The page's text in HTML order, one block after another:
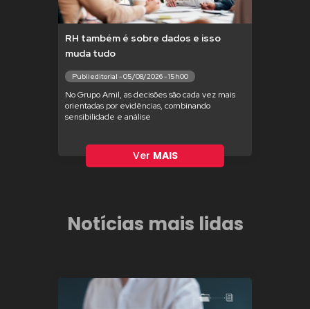
RH também é sobre dados e isso
muda tudo
Publieditorial - 05/08/2026 - 15h00
No Grupo Amil, as decisões são cada vez mais
orientadas por evidências, combinando
sensibilidade e análise
Ver MAIS
Notícias mais lidas